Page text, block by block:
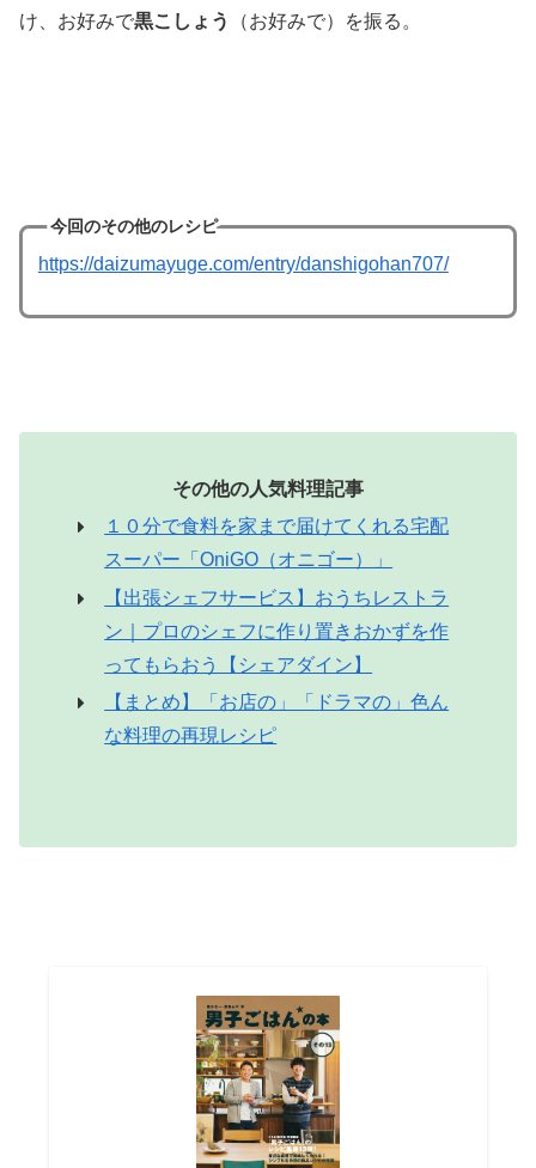
け、お好みで黒こしょう （お好みで）を振る。
今回のその他のレシピ
https://daizumayuge.com/entry/danshigohan707/
その他の人気料理記事
１０分で食料を家まで届けてくれる宅配
スーパー「OniGO（オニゴー）」
【出張シェフサービス】おうちレストラ
ン｜プロのシェフに作り置きおかずを作
ってもらおう【シェアダイン】
【まとめ】「お店の」「ドラマの」色ん
な料理の再現レシピ